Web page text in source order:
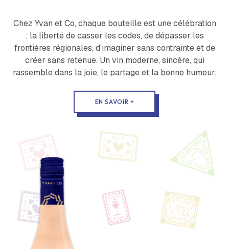
Chez Yvan et Co, chaque bouteille est une célébration
: la liberté de casser les codes, de dépasser les
frontières régionales, d’imaginer sans contrainte et de
créer sans retenue. Un vin moderne, sincère, qui
rassemble dans la joie, le partage et la bonne humeur.
EN SAVOIR +